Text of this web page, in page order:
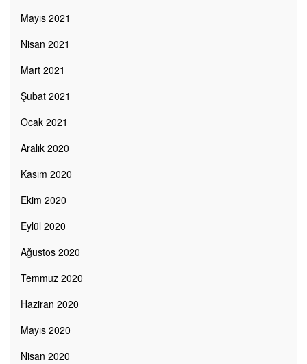
Mayıs 2021
Nisan 2021
Mart 2021
Şubat 2021
Ocak 2021
Aralık 2020
Kasım 2020
Ekim 2020
Eylül 2020
Ağustos 2020
Temmuz 2020
Haziran 2020
Mayıs 2020
Nisan 2020